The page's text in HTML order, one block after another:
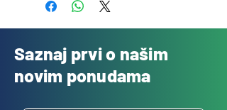
Saznaj prvi o našim
novim ponudama